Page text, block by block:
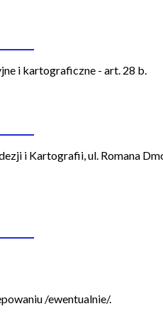
i kartograficzne - art. 28 b.
i Kartografii, ul. Romana
/ewentualnie/.